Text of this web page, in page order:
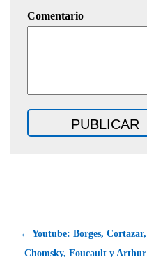
Comentario
← Youtube: Borges, Cortazar,
Chomsky, Foucault y Arthur